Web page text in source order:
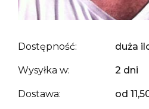
Dostępność: duża
Wysyłka w: 2 dni
Dostawa: od